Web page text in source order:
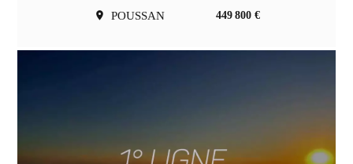
POUSSAN 449 800 €